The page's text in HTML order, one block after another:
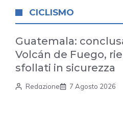
CICLISMO
Guatemala:
Volcán de Fuego,
sfollati in sicurezza
Redazione 7 Agosto 2026